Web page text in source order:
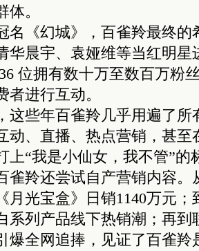
。
《幻城》，百雀羚最终的
华晨宇、袁娅维等当红明星
位拥有数十万至数百万粉
者进行互动。
些年百雀羚几乎用遍了所
动、直播、热点营销，甚
上“我是小仙女，我不管”的
羚还尝试自产营销内容。
月光宝盒》日销1140万元
系列产品线下热销潮；再
爆全网追捧，见证了百雀羚